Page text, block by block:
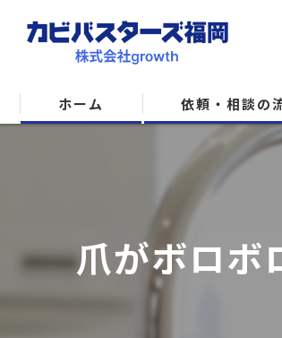
ホーム 依頼・相談の
爪がボロボ